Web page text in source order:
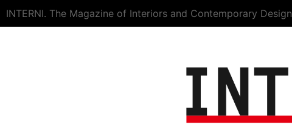
INTERNI. The Magazine of Interiors and Contemporary Design